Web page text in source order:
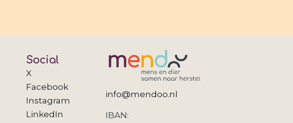
Social
X
Facebook
Instagram
LinkedIn
info@mendoo.nl
IBAN: